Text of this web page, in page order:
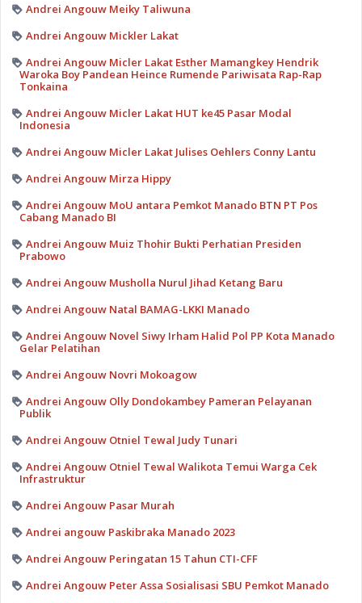
Andrei Angouw Meiky Taliwuna
Andrei Angouw Mickler Lakat
Andrei Angouw Micler Lakat Esther Mamangkey Hendrik
Waroka Boy Pandean Heince Rumende Pariwisata Rap-Rap
Tonkaina
Andrei Angouw Micler Lakat HUT ke45 Pasar Modal
Indonesia
Andrei Angouw Micler Lakat Julises Oehlers Conny Lantu
Andrei Angouw Mirza Hippy
Andrei Angouw MoU antara Pemkot Manado BTN PT Pos
Cabang Manado BI
Andrei Angouw Muiz Thohir Bukti Perhatian Presiden
Prabowo
Andrei Angouw Musholla Nurul Jihad Ketang Baru
Andrei Angouw Natal BAMAG-LKKI Manado
Andrei Angouw Novel Siwy Irham Halid Pol PP Kota Manado
Gelar Pelatihan
Andrei Angouw Novri Mokoagow
Andrei Angouw Olly Dondokambey Pameran Pelayanan
Publik
Andrei Angouw Otniel Tewal Judy Tunari
Andrei Angouw Otniel Tewal Walikota Temui Warga Cek
Infrastruktur
Andrei Angouw Pasar Murah
Andrei angouw Paskibraka Manado 2023
Andrei Angouw Peringatan 15 Tahun CTI-CFF
Andrei Angouw Peter Assa Sosialisasi SBU Pemkot Manado